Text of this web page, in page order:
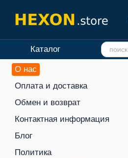
Каталог
О нас
Оплата и доставка
Обмен и возврат
Контактная информация
Блог
Политика